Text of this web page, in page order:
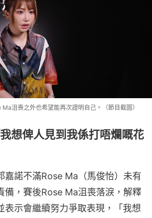
沮喪之外也希望能再次證明自己。（節目截圖）
想俾人見到我係打唔爛嘅花
嘉諾不滿Rose Ma（馬俊怡）未有
備，賽後Rose Ma沮喪落淚，解釋
表示會繼續努力爭取表現，「我想